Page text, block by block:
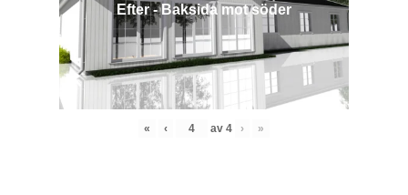
Efter - Baksida mot söder
« ‹ av 4 › »